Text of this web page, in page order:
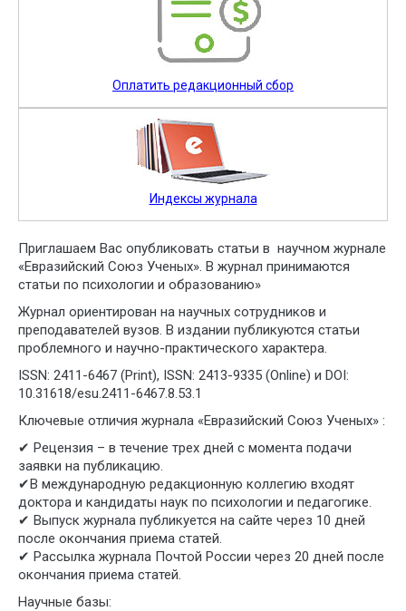
Оплатить редакционный сбор
Индексы журнала
Приглашаем Вас опубликовать статьи в научном журнале
«Евразийский Союз Ученых». В журнал принимаются
статьи по психологии и образованию»
Журнал ориентирован на научных сотрудников и
преподавателей вузов. В издании публикуются статьи
проблемного и научно-практического характера.
ISSN: 2411-6467 (Print), ISSN: 2413-9335 (Online) и DOI:
10.31618/esu.2411-6467.8.53.1
Ключевые отличия журнала «Евразийский Союз Ученых» :
✔ Рецензия – в течение трех дней с момента подачи
заявки на публикацию.
✔В международную редакционную коллегию входят
доктора и кандидаты наук по психологии и педагогике.
✔ Выпуск журнала публикуется на сайте через 10 дней
после окончания приема статей.
✔ Рассылка журнала Почтой России через 20 дней после
окончания приема статей.
Научные базы: